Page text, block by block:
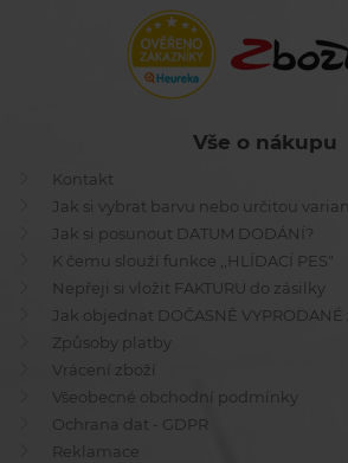
Vše o nákupu
Kontakt
Jak si vybrat barvu nebo určitou
Jak si posunout DATUM DODÁNÍ?
K čemu slouží funkce ,,HLÍDACÍ PES"
Nepřeji si vložit FAKTURU do zásilky
Jak objednat DOČASNĚ VYPRODANÉ
Způsoby platby
Vrácení zboží
Všeobecné obchodní podmínky
Ochrana dat - GDPR
Reklamace